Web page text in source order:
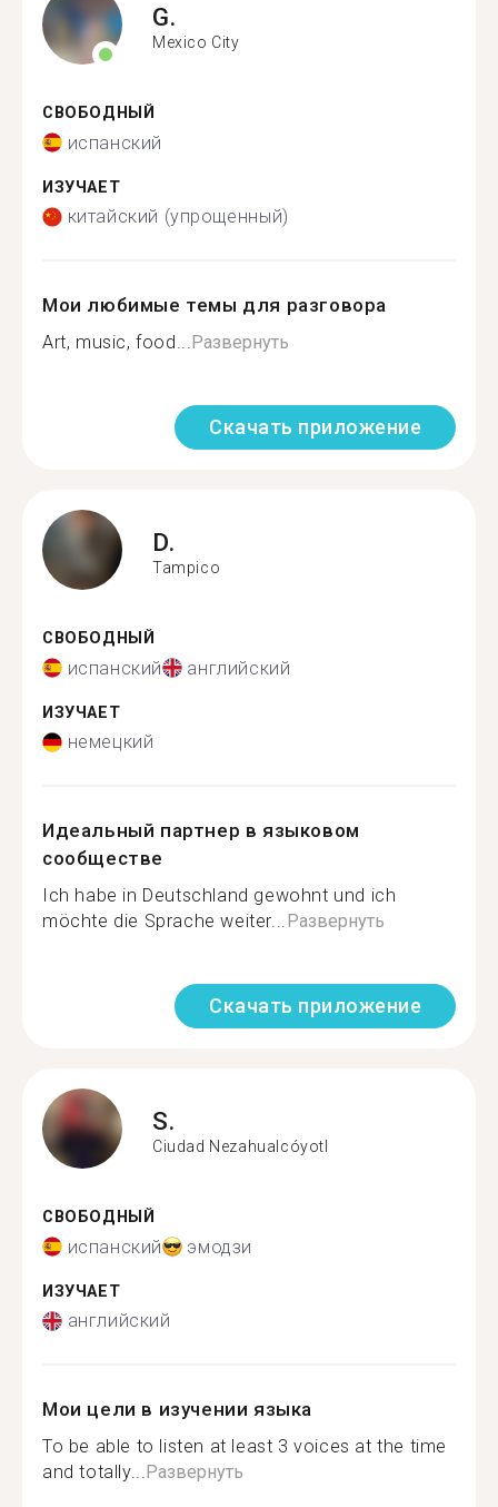
G.
Mexico City
СВОБОДНЫЙ
испанский
ИЗУЧАЕТ
китайский (упрощенный)
Мои любимые темы для разговора
Art, music, food...Развернуть
Скачать приложение
D.
Tampico
СВОБОДНЫЙ
испанский английский
ИЗУЧАЕТ
немецкий
Идеальный партнер в языковом
сообществе
Ich habe in Deutschland gewohnt und ich
möchte die Sprache weiter...Развернуть
Скачать приложение
S.
Ciudad Nezahualcóyotl
СВОБОДНЫЙ
испанский эмодзи
ИЗУЧАЕТ
английский
Мои цели в изучении языка
To be able to listen at least 3 voices at the time
and totally...Развернуть